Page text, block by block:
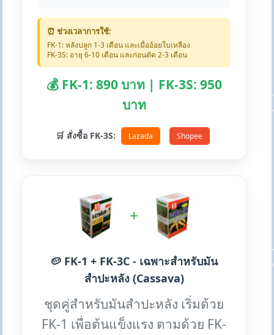
⏰ ช่วงเวลาการใช้:
FK-1: หลังปลูก 1-3 เดือน และเมื่ออ้อยใบเหลือง
FK-3S: อายุ 6-10 เดือน และก่อนตัด 2-3 เดือน
💰 FK-1: 890 บาท | FK-3S: 950
บาท
🛒 สั่งซื้อ FK-3S: Lazada Shopee
+
🥔 FK-1 + FK-3C - เฉพาะสำหรับมัน
สำปะหลัง (Cassava)
ชุดคู่สำหรับมันสำปะหลัง เริ่มด้วย
FK-1 เพื่อต้นแข็งแรง ตามด้วย FK-